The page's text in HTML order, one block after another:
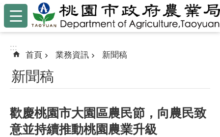
跳到主要內容區塊
:::
:::
首頁 業務資訊 新聞稿
新聞稿
歡慶桃園市大園區農民節，向農民致
意並持續推動桃園農業升級